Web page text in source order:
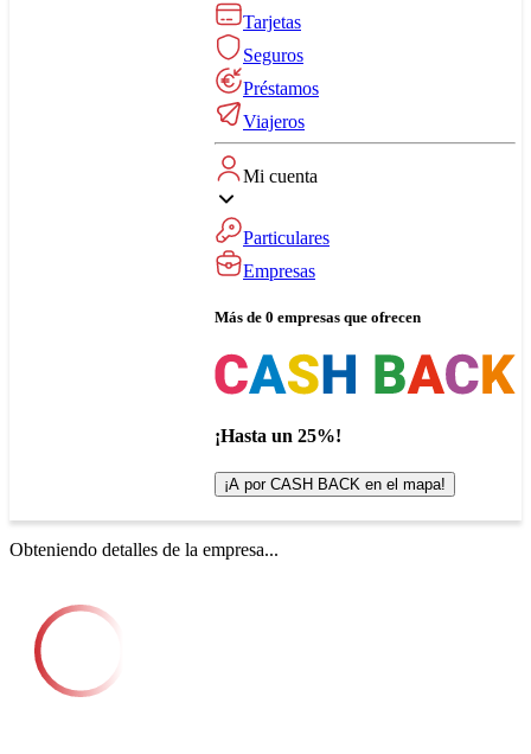
Tarjetas
Seguros
Préstamos
Viajeros
Mi cuenta
Particulares
Empresas
Más de 0 empresas que ofrecen
¡Hasta un 25%!
¡A por CASH BACK en el mapa!
Obteniendo detalles de la empresa...